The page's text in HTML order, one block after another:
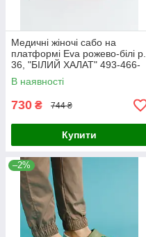
Медичні жіночі сабо на
платформі Eva рожево-білі р.
36, "БІЛИЙ ХАЛАТ" 493-466-
929
В наявності
730 ₴ 744 ₴
Купити
–2%